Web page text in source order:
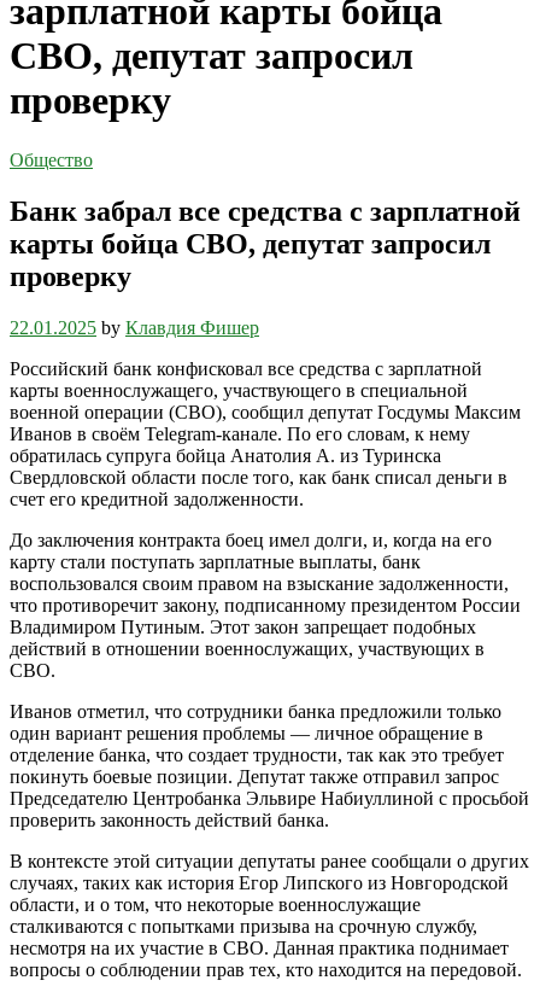
зарплатной карты бойца
СВО, депутат запросил
проверку
Общество
Банк забрал все средства с зарплатной
карты бойца СВО, депутат запросил
проверку
22.01.2025 by Клавдия Фишер
Российский банк конфисковал все средства с зарплатной
карты военнослужащего, участвующего в специальной
военной операции (СВО), сообщил депутат Госдумы Максим
Иванов в своём Telegram-канале. По его словам, к нему
обратилась супруга бойца Анатолия А. из Туринска
Свердловской области после того, как банк списал деньги в
счет его кредитной задолженности.
До заключения контракта боец имел долги, и, когда на его
карту стали поступать зарплатные выплаты, банк
воспользовался своим правом на взыскание задолженности,
что противоречит закону, подписанному президентом России
Владимиром Путиным. Этот закон запрещает подобных
действий в отношении военнослужащих, участвующих в
СВО.
Иванов отметил, что сотрудники банка предложили только
один вариант решения проблемы — личное обращение в
отделение банка, что создает трудности, так как это требует
покинуть боевые позиции. Депутат также отправил запрос
Председателю Центробанка Эльвире Набиуллиной с просьбой
проверить законность действий банка.
В контексте этой ситуации депутаты ранее сообщали о других
случаях, таких как история Егор Липского из Новгородской
области, и о том, что некоторые военнослужащие
сталкиваются с попытками призыва на срочную службу,
несмотря на их участие в СВО. Данная практика поднимает
вопросы о соблюдении прав тех, кто находится на передовой.